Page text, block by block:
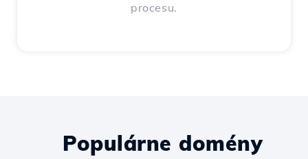
procesu.
Populárne domény